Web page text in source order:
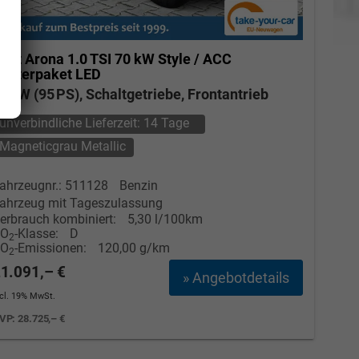
Seat Arona 1.0 TSI 70 kW Style / ACC
Winterpaket LED
70 kW (95 PS), Schaltgetriebe, Frontantrieb
unverbindliche Lieferzeit: 14 Tage
Magneticgrau Metallic
511128
Benzin
mit Tageszulassung
kombiniert:
5,30 l/100km
2-Klasse:
D
2-Emissionen: 120,00 g/km
» Angebotdetails
€
19% MwSt.
28.725,– €
Elvedin Calakovic
Verkauf
Tel. 04181/2176-27